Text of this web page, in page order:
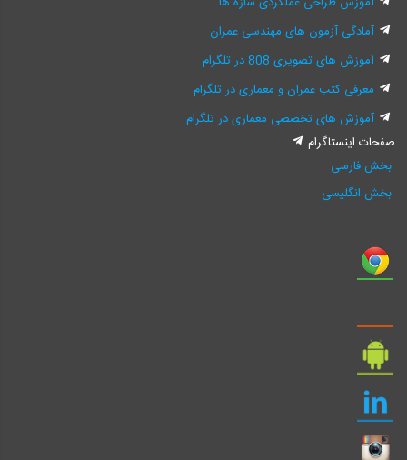
آمادگی آزمون های مهندسی عمران
آموزش های تصویری 808 در تلگرام
معرفی کتب عمران و معماری در تلگرام
آموزش های تخصصی معماری در تلگرام
صفحات اینستاگرام
بخش فارسی
بخش انگلیسی